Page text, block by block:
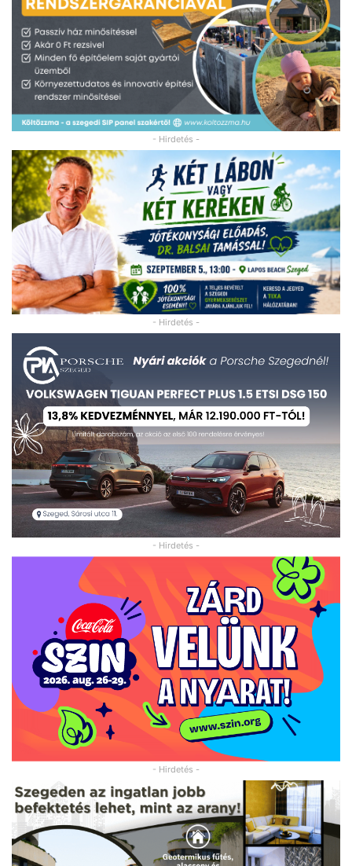
- Hirdetés -
- Hirdetés -
- Hirdetés -
- Hirdetés -